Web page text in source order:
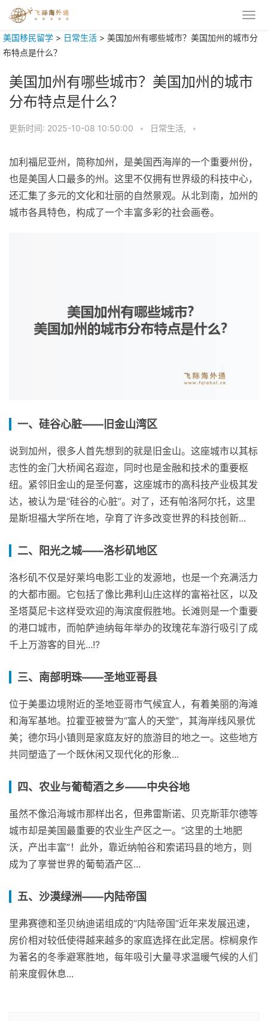
美国移民留学 > 日常生活 > 美国加州有哪些城市？美国加州的城市分
布特点是什么？
美国加州有哪些城市？美国加州的城市
分布特点是什么？
更新时间: 2025-10-08 10:50:00 • 日常生活, •
加利福尼亚州，简称加州，是美国西海岸的一个重要州份，
也是美国人口最多的州。这里不仅拥有世界级的科技中心，
还汇集了多元的文化和壮丽的自然景观。从北到南，加州的
城市各具特色，构成了一个丰富多彩的社会画卷。
一、硅谷心脏——旧金山湾区
说到加州，很多人首先想到的就是旧金山。这座城市以其标
志性的金门大桥闻名遐迩，同时也是金融和技术的重要枢
纽。紧邻旧金山的是圣何塞，这座城市的高科技产业极其发
达，被认为是“硅谷的心脏”。对了，还有帕洛阿尔托，这里
是斯坦福大学所在地，孕育了许多改变世界的科技创新...
二、阳光之城——洛杉矶地区
洛杉矶不仅是好莱坞电影工业的发源地，也是一个充满活力
的大都市圈。它包括了像比弗利山庄这样的富裕社区，以及
圣塔莫尼卡这样受欢迎的海滨度假胜地。长滩则是一个重要
的港口城市，而帕萨迪纳每年举办的玫瑰花车游行吸引了成
千上万游客的目光...!?
三、南部明珠——圣地亚哥县
位于美墨边境附近的圣地亚哥市气候宜人，有着美丽的海滩
和海军基地。拉霍亚被誉为“富人的天堂”，其海岸线风景优
美；德尔玛小镇则是家庭友好的旅游目的地之一。这些地方
共同塑造了一个既休闲又现代化的形象...
四、农业与葡萄酒之乡——中央谷地
虽然不像沿海城市那样出名，但弗雷斯诺、贝克斯菲尔德等
城市却是美国最重要的农业生产区之一。“这里的土地肥
沃，产出丰富”！此外，靠近纳帕谷和索诺玛县的地方，则
成为了享誉世界的葡萄酒产区...
五、沙漠绿洲——内陆帝国
里弗赛德和圣贝纳迪诺组成的“内陆帝国”近年来发展迅速，
房价相对较低使得越来越多的家庭选择在此定居。棕榈泉作
为著名的冬季避寒胜地，每年吸引大量寻求温暖气候的人们
前来度假休息...